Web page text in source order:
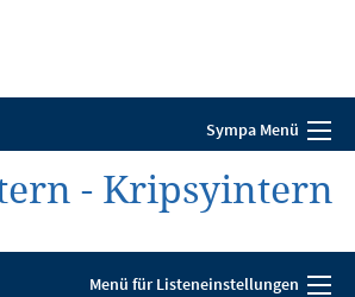
Sympa Menü
- Kripsyintern
Menü für Listeneinstellungen